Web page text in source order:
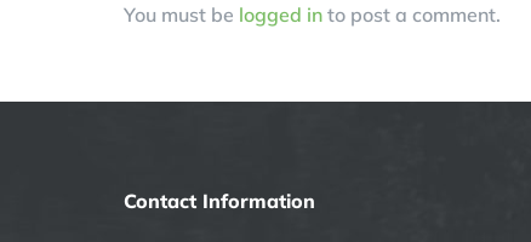
You must be logged in to post a comment.
Contact Information